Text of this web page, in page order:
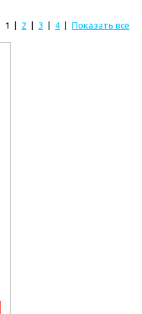
1 2 3 4 Показать все